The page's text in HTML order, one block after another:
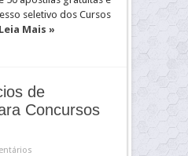
seletivo dos Cursos
Leia Mais »
de
Concursos